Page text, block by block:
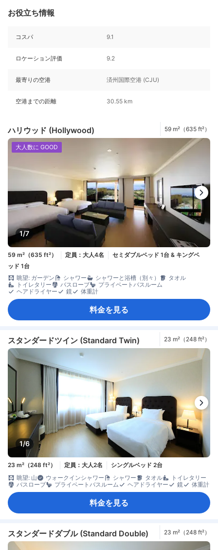
お役立ち情報
コスパ 9.1
ロケーション評価 9.2
最寄りの空港 済州国際空港 (CJU)
空港までの距離 30.55 km
ハリウッド (Hollywood) 59 m²（635 ft²）
1/7
大人数に GOOD
59 m²（635 ft²） 定員：大人4名
セミダブルベッド 1台 & キングベ
ッド 1台
眺望: ガーデン
シャワー シャワーと浴槽（別々）
タオル
トイレタリー
バスローブ
プライベートバスルーム
ヘアドライヤー
鏡 体重計
料金を見る
スタンダードツイン (Standard Twin) 23 m²（248 ft²）
1/6
23 m²（248 ft²） 定員：大人2名
シングルベッド 2台
眺望: 山
ウォークインシャワー シャワー タオル
トイレタリー
バスローブ
プライベートバスルーム ヘアドライヤー 鏡 体重計
料金を見る
スタンダードダブル (Standard Double) 23 m²（248 ft²）